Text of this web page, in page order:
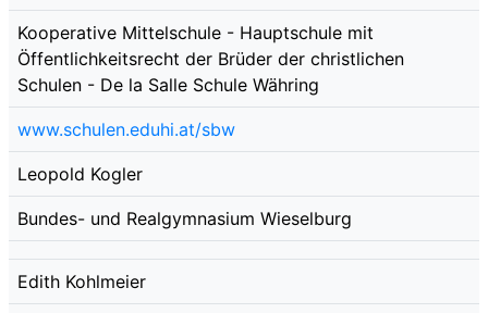
Kooperative Mittelschule - Hauptschule mit
Öffentlichkeitsrecht der Brüder der christlichen
Schulen - De la Salle Schule Währing
www.schulen.eduhi.at/sbw
Leopold Kogler
Bundes- und Realgymnasium Wieselburg
Edith Kohlmeier